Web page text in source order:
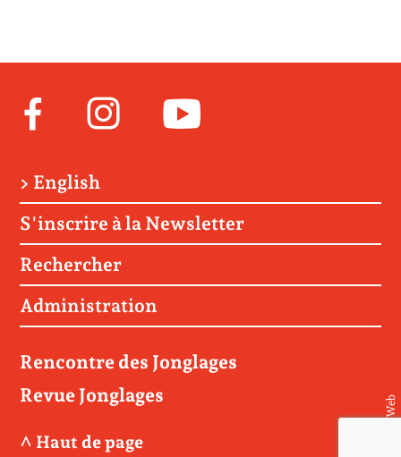
Facebook
Instagram
> English
S'inscrire à la Newsletter
Rechercher
Administration
Rencontre des Jonglages
Revue Jonglages
^ Haut de page © Matière Web